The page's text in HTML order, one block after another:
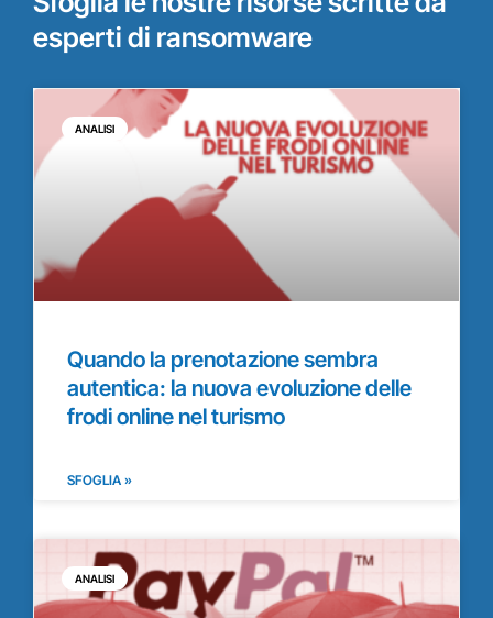
esperti di ransomware
ANALISI
Quando la prenotazione sembra
autentica: la nuova evoluzione delle
frodi online nel turismo
SFOGLIA »
ANALISI